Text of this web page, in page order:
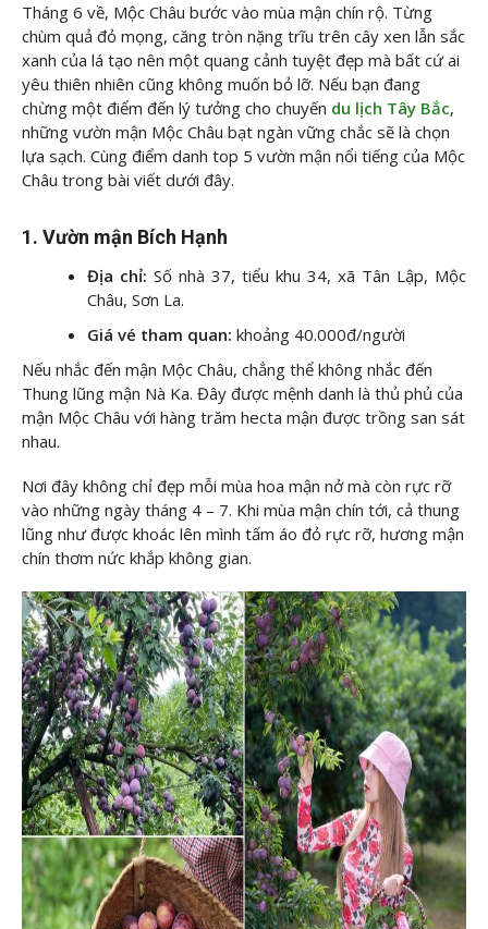
Tháng 6 về, Mộc Châu bước vào mùa mận chín rộ. Từng
chùm quả đỏ mọng, căng tròn nặng trĩu trên cây xen lẫn sắc
xanh của lá tạo nên một quang cảnh tuyệt đẹp mà bất cứ ai
yêu thiên nhiên cũng không muốn bỏ lỡ. Nếu bạn đang
chừng một điểm đến lý tưởng cho chuyến du lịch Tây Bắc,
những vườn mận Mộc Châu bạt ngàn vững chắc sẽ là chọn
lựa sạch. Cùng điểm danh top 5 vườn mận nổi tiếng của Mộc
Châu trong bài viết dưới đây.
1. Vườn mận Bích Hạnh
Địa chỉ: Số nhà 37, tiểu khu 34, xã Tân Lập, Mộc
Châu, Sơn La.
Giá vé tham quan: khoảng 40.000đ/người
Nếu nhắc đến mận Mộc Châu, chẳng thể không nhắc đến
Thung lũng mận Nà Ka. Đây được mệnh danh là thủ phủ của
mận Mộc Châu với hàng trăm hecta mận được trồng san sát
nhau.
Nơi đây không chỉ đẹp mỗi mùa hoa mận nở mà còn rực rỡ
vào những ngày tháng 4 – 7. Khi mùa mận chín tới, cả thung
lũng như được khoác lên mình tấm áo đỏ rực rỡ, hương mận
chín thơm nức khắp không gian.